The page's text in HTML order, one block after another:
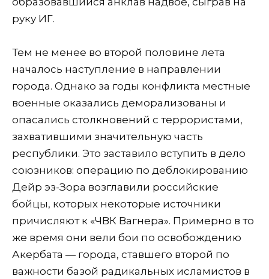
руку ИГ.
Тем не менее во второй половине лета
началось наступление в направлении
города. Однако за годы конфликта местные
военные оказались деморализованы и
опасались столкновений с террористами,
захватившими значительную часть
республики. Это заставило вступить в дело
союзников: операцию по деблокированию
Дейр эз-Зора возглавили российские
бойцы, которых некоторые источники
причисляют к «ЧВК Вагнера». Примерно в то
же время они вели бои по освобождению
Акербата — города, ставшего второй по
важности базой радикальных исламистов в